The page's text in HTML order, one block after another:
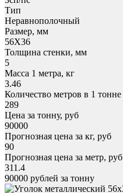
Тип
Неравнополочный
Размер, мм
56X36
Толщина стенки, мм
5
Масса 1 метра, кг
3.46
Количество метров в 1 тонне
289
Цена за тонну, руб
90000
Прогнозная цена за кг, руб
90
Прогнозная цена за метр, руб
311.4
90000 рублей за тонну